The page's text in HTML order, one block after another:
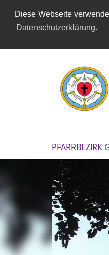
Diese Webseite
Datenschutzerklärung.
PFARRBEZIRK